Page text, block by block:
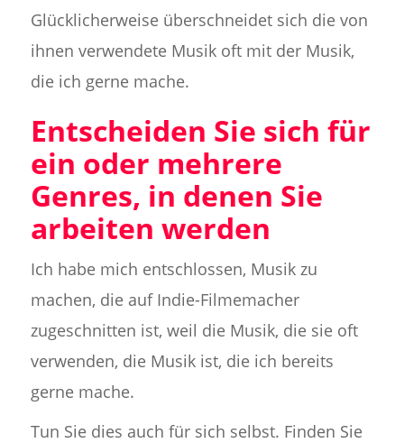
Glücklicherweise überschneidet sich die von
ihnen verwendete Musik oft mit der Musik,
die ich gerne mache.
Entscheiden Sie sich für
ein oder mehrere
Genres, in denen Sie
arbeiten werden
Ich habe mich entschlossen, Musik zu
machen, die auf Indie-Filmemacher
zugeschnitten ist, weil die Musik, die sie oft
verwenden, die Musik ist, die ich bereits
gerne mache.
Tun Sie dies auch für sich selbst. Finden Sie